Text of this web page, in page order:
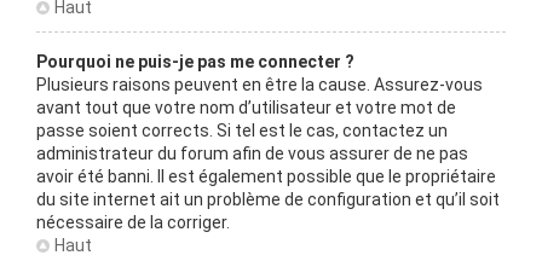
Haut
Pourquoi ne puis-je pas me connecter ?
Plusieurs raisons peuvent en être la cause. Assurez-vous
avant tout que votre nom d’utilisateur et votre mot de
passe soient corrects. Si tel est le cas, contactez un
administrateur du forum afin de vous assurer de ne pas
avoir été banni. Il est également possible que le propriétaire
du site internet ait un problème de configuration et qu’il soit
nécessaire de la corriger.
Haut